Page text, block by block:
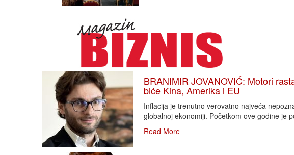
BRANIMIR JOVANOVIĆ: Motori
biće Kina, Amerika i EU
Inflacija je trenutno verovatno najveća
globalnoj ekonomiji. Početkom ove godine je
Read More